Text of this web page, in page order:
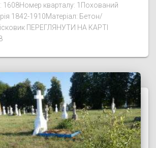
1608Номер кварталу: 1Похований
1842-1910Матеріал: Бетон/
ПЕРЕГЛЯНУТИ НА КАРТІ